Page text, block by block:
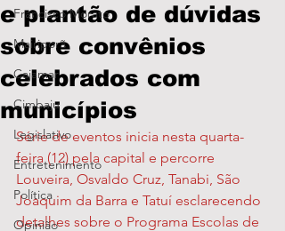
Francisco Morato
Mairiporã
Cajamar
Cimbaju
Legislativo
Entretenimento
Política
Opinião
e plantão de dúvidas
sobre convênios
celebrados com
municípios
Série de eventos inicia nesta quarta-
feira (12) pela capital e percorre
Louveira, Osvaldo Cruz, Tanabi, São
Joaquim da Barra e Tatuí esclarecendo
detalhes sobre o Programa Escolas de